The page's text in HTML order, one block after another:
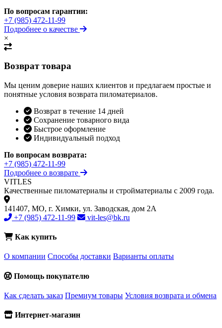
По вопросам гарантии:
+7 (985) 472-11-99
Подробнее о качестве
×
Возврат товара
Мы ценим доверие наших клиентов и предлагаем простые и
понятные условия возврата пиломатериалов.
Возврат в течение 14 дней
Сохранение товарного вида
Быстрое оформление
Индивидуальный подход
По вопросам возврата:
+7 (985) 472-11-99
Подробнее о возврате
VITLES
Качественные пиломатериалы и стройматериалы с 2009 года.
141407, МО, г. Химки, ул. Заводская, дом 2А
+7 (985) 472-11-99
vit-les@bk.ru
Как купить
О компании Способы доставки Варианты оплаты
Помощь покупателю
Как сделать заказ Премиум товары Условия возврата и обмена
Интернет-магазин